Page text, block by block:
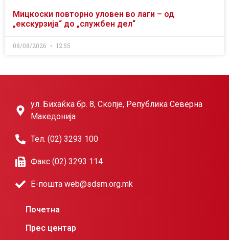
Мицкоски повторно уловен во лаги – од
„екскурзија“ до „службен дел“
08/08/2026 12:55
ул. Бихаќка бр. 8, Скопје, Република Северна
Македонија
Тел. (02) 3293 100
Факс (02) 3293 114
Е-пошта web@sdsm.org.mk
Почетна
Прес центар